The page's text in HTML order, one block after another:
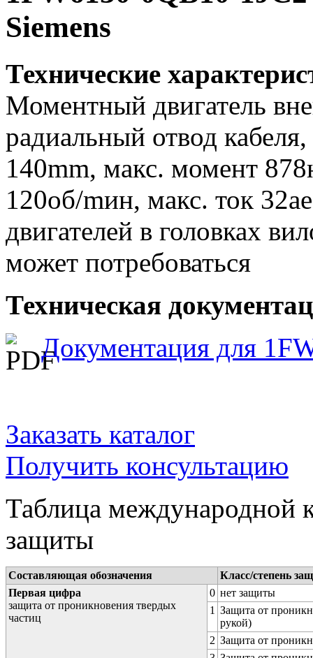
Siemens
Технические
Моментный двигатель
радиальный отвод
140mm, макс. момент
120об/mин, макс. ток
двигателей в головках
может потребоваться
Техническая
Документация для
Заказать каталог
Получить консультацию
Таблица международной
защиты
Составляющая обозначения
Класс/степень
Первая цифра
защита от проникновения твердых
частиц
0 нет защиты
1 Защита от
рукой)
2 Защита от